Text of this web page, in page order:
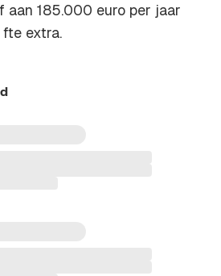
aan 185.000 euro per jaar
fte extra.